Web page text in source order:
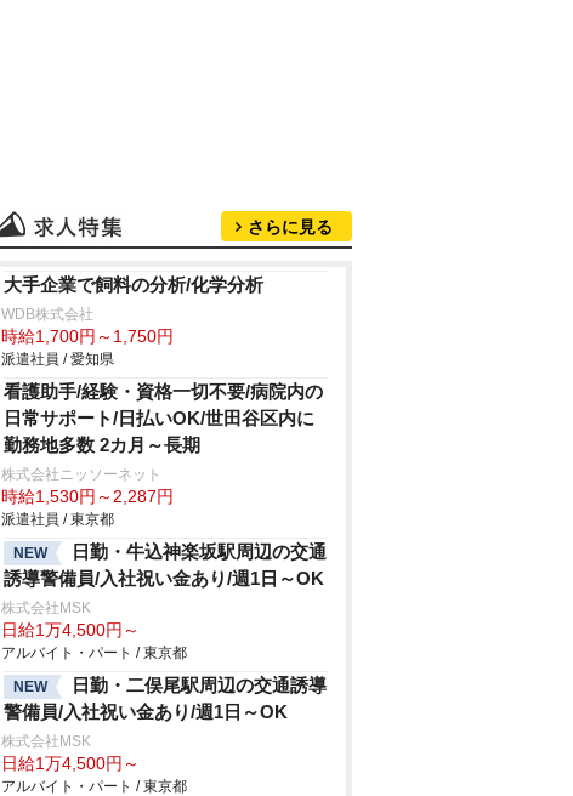
さらに見る
大手企業で飼料の分析/化学分析
WDB株式会社
時給1,700円～1,750円
派遣社員 / 愛知県
看護助手/経験・資格一切不要/病院内の
日常サポート/日払いOK/世田谷区内に
勤務地多数 2カ月～長期
株式会社ニッソーネット
時給1,530円～2,287円
派遣社員 / 東京都
NEW
日勤・牛込神楽坂駅周辺の交通
誘導警備員/入社祝い金あり/週1日～OK
株式会社MSK
日給1万4,500円～
アルバイト・パート / 東京都
NEW
日勤・二俣尾駅周辺の交通誘導
警備員/入社祝い金あり/週1日～OK
株式会社MSK
日給1万4,500円～
アルバイト・パート / 東京都